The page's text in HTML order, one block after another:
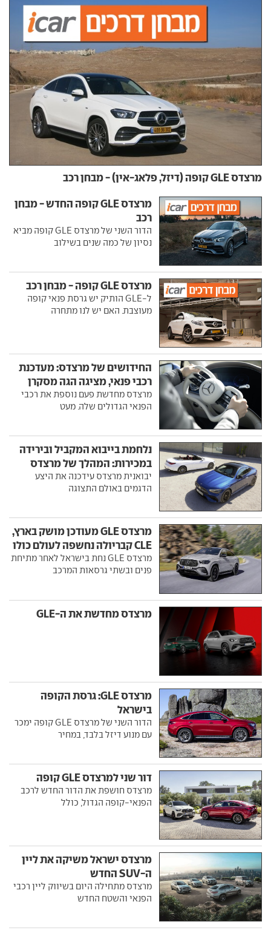
מרצדס GLE קופה (דיזל, פלאג-אין) - מבחן רכב
מרצדס GLE קופה החדש - מבחן
רכב
הדור השני של מרצדס GLE קופה מביא
נסיון של כמה שנים בשילוב
מרצדס GLE קופה - מבחן רכב
ל-GLE הותיק יש גרסת פנאי קופה
מעוצבת. האם יש לנו מתחרה
החידושים של מרצדס: מעדכנת
רכבי פנאי, מציגה הגה מסקרן
מרצדס מחדשת פעם נוספת את רכבי
הפנאי הגדולים שלה. מעט
נלחמת בייבוא המקביל ובירידה
במכירות: המהלך של מרצדס
יבואנית מרצדס עידכנה את היצע
הדגמים באולם התצוגה
מרצדס GLE מעודכן מושק בארץ,
CLE קבריולה נחשפה לעולם כולו
מרצדס GLE נחת בישראל לאחר מתיחת
פנים ובשתי גרסאות המרכב
מרצדס מחדשת את ה-GLE
מרצדס GLE: גרסת הקופה
בישראל
הדור השני של מרצדס GLE קופה ימכר
עם מנוע דיזל בלבד, במחיר
דור שני למרצדס GLE קופה
מרצדס חושפת את הדור החדש לרכב
הפנאי-קופה הגדול, כולל
מרצדס ישראל משיקה את ליין
ה-SUV החדש
מרצדס מתחילה היום בשיווק ליין רכבי
הפנאי והשטח החדש